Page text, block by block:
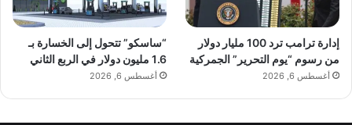
إدارة ترامب ترد 100 مليار دولار
من رسوم “يوم التحرير” الجمركية
أغسطس 6, 2026
“ساسكو” تتحول إلى الخسارة بـ
1.6 مليون دولار في الربع الثاني
أغسطس 6, 2026